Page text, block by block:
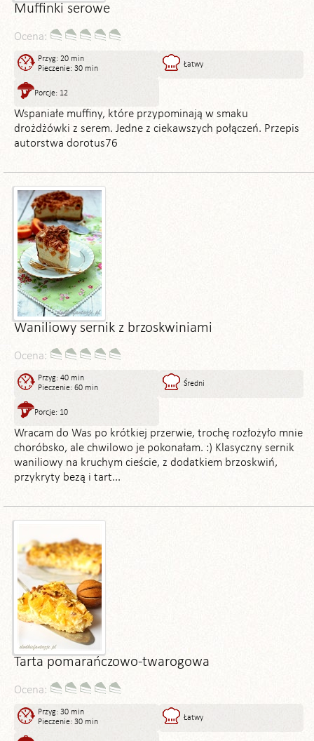
Muffinki serowe
Ocena:
Przyg: 20 min
Pieczenie: 30 min
Łatwy
Porcje: 12
Wspaniałe muffiny, które przypominają w smaku
drożdżówki z serem. Jedne z ciekawszych połączeń. Przepis
autorstwa dorotus76
Waniliowy sernik z brzoskwiniami
Ocena:
Przyg: 40 min
Pieczenie: 60 min
Średni
Porcje: 10
Wracam do Was po krótkiej przerwie, trochę rozłożyło mnie
choróbsko, ale chwilowo je pokonałam. :) Klasyczny sernik
waniliowy na kruchym cieście, z dodatkiem brzoskwiń,
przykryty bezą i tart...
Tarta pomarańczowo-twarogowa
Ocena:
Przyg: 30 min
Pieczenie: 30 min
Łatwy